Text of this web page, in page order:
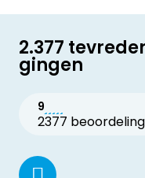
2.377
gingen
9
2377